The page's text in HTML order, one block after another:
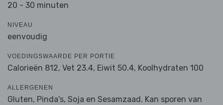
20 - 30 minuten
NIVEAU
eenvoudig
VOEDINGSWAARDE PER PORTIE
Calorieën 812, Vet 23.4, Eiwit 50.4, Koolhydraten 100
ALLERGENEN
Gluten, Pinda's, Soja en Sesamzaad. Kan sporen van